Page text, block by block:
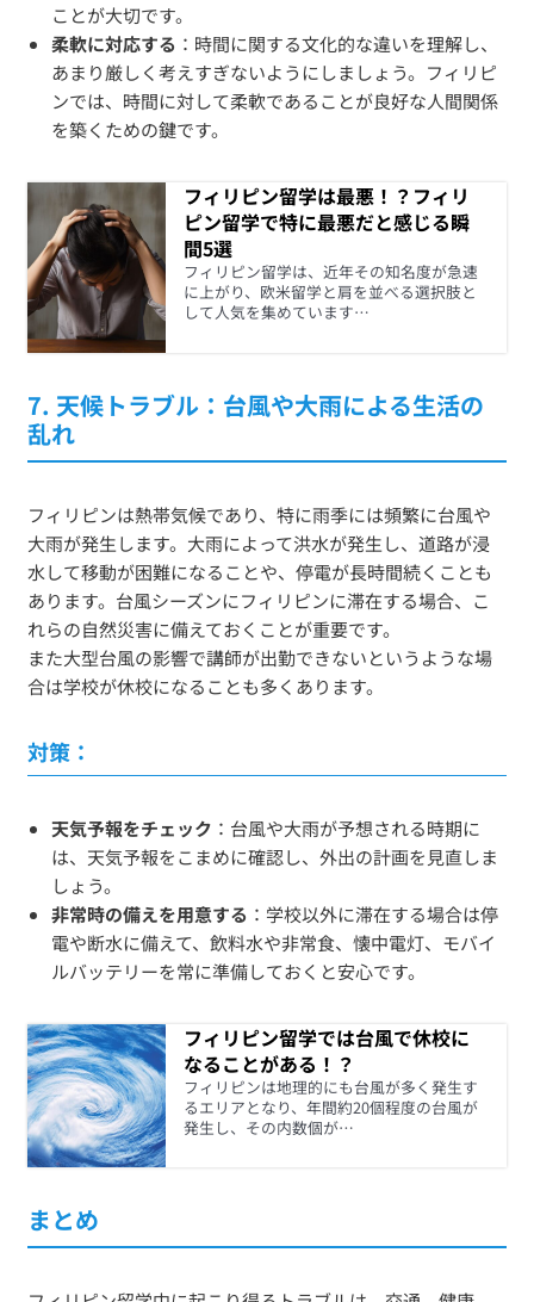
ことが大切です。
柔軟に対応する ：時間に関する文化的な違いを理解し、
あまり厳しく考えすぎないようにしましょう。フィリピ
ンでは、時間に対して柔軟であることが良好な人間関係
を築くための鍵です。
フィリピン留学は最悪！？フィリ
ピン留学で特に最悪だと感じる瞬
間5選
フィリピン留学は、近年その知名度が急速
に上がり、欧米留学と肩を並べる選択肢と
して人気を集めています…
7. 天候トラブル：台風や大雨による生活の
乱れ
フィリピンは熱帯気候であり、特に雨季には頻繁に台風や
大雨が発生します。大雨によって洪水が発生し、道路が浸
水して移動が困難になることや、停電が長時間続くことも
あります。台風シーズンにフィリピンに滞在する場合、こ
れらの自然災害に備えておくことが重要です。
また大型台風の影響で講師が出勤できないというような場
合は学校が休校になることも多くあります。
対策：
天気予報をチェック ：台風や大雨が予想される時期に
は、天気予報をこまめに確認し、外出の計画を見直しま
しょう。
非常時の備えを用意する ：学校以外に滞在する場合は停
電や断水に備えて、飲料水や非常食、懐中電灯、モバイ
ルバッテリーを常に準備しておくと安心です。
フィリピン留学では台風で休校に
なることがある！？
フィリピンは地理的にも台風が多く発生す
るエリアとなり、年間約20個程度の台風が
発生し、その内数個が…
まとめ